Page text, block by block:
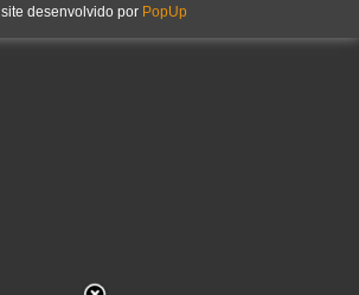
site desenvolvido por PopUp